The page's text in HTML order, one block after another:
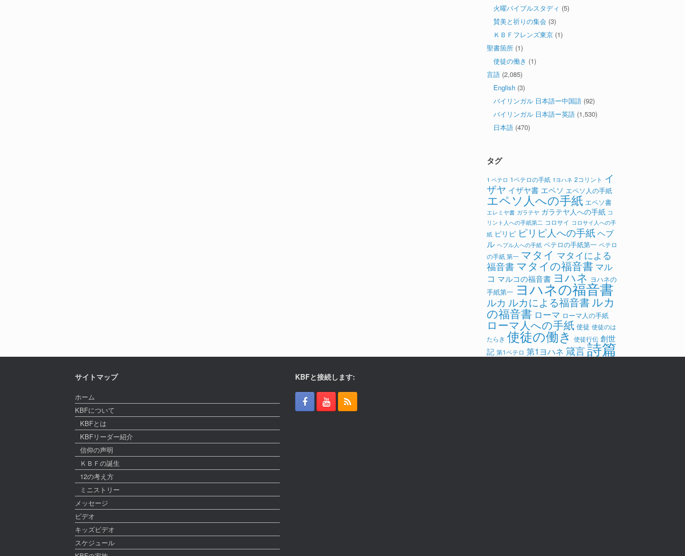
火曜バイブルスタディ (5)
賛美と祈りの集会 (3)
ＫＢＦフレンズ東京 (1)
聖書箇所 (1)
使徒の働き (1)
言語 (2,085)
English (3)
バイリンガル 日本語ー中国語 (92)
バイリンガル 日本語ー英語 (1,530)
日本語 (470)
タグ
1 ペテロ 1ペテロの手紙 1ヨハネ 2コリント イ
ザヤ イザヤ書 エペソ エペソ人の手紙
エペソ人への手紙 エペソ書
エレミヤ書 ガラテヤ ガラテヤ人への手紙 コ
リント人への手紙第二 コロサイ コロサイ人への手
紙 ピリピ ピリピ人への手紙ヘブ
ル ヘブル人への手紙 ペテロの手紙第一 ペテロ
の手紙 第一 マタイ マタイによる
福音書 マタイの福音書 マル
コ マルコの福音書 ヨハネ ヨハネの
手紙第一 ヨハネの福音書
ルカ ルカによる福音書ルカ
の福音書 ローマ ローマ人の手紙
ローマ人への手紙 使徒 使徒のは
たらき 使徒の働き 使徒行伝 創世
記 第1ペテロ 第1ヨハネ 箴言詩篇
サイトマップ
ホーム
KBFについて
KBFとは
KBFリーダー紹介
信仰の声明
ＫＢＦの誕生
12の考え方
ミニストリー
メッセージ
ビデオ
キッズビデオ
スケジュール
KBFと接続します: